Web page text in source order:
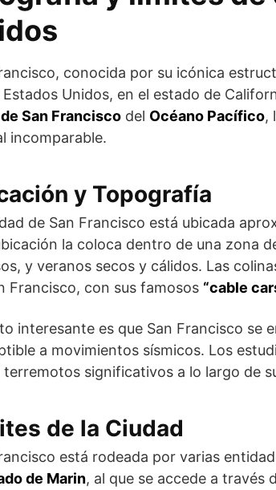
conocida por su icónica
Estados Unidos, en el estado de
San Francisco del Océano Pacífico,
incomparable.
y Topografía
de San Francisco está ubicada
la coloca dentro de una zona
y veranos secos y cálidos. Las
Francisco, con sus famosos “cable
interesante es que San Francisco se
a movimientos sísmicos. Los
terremotos significativos a lo largo de
de la Ciudad
está rodeada por varias
de Marin, al que se accede a través